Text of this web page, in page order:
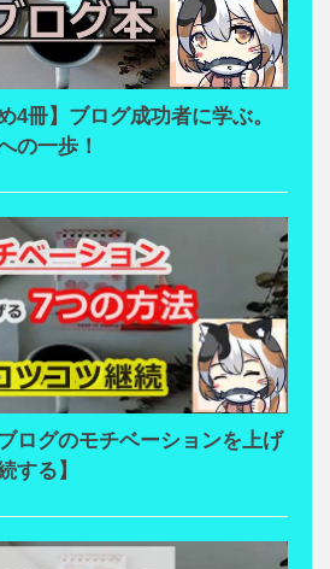
4冊】ブログ成功者に学ぶ。
の一歩！
ログのモチベーションを上げ
する】